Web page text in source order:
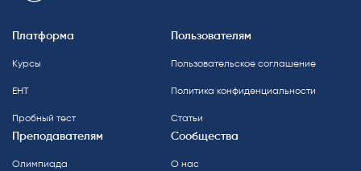
Платформа
Курсы
ЕНТ
Пробный тест
Пользователям
Пользовательское соглашение
Политика конфиденциальности
Статьи
Преподавателям
Олимпиада
Сообщества
О нас